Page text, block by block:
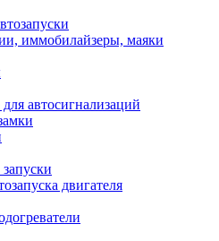
иммобилайзеры, маяки
автосигнализаций
двигателя